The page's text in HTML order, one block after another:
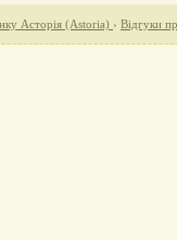
Асторія (Astoria) › Відгуки